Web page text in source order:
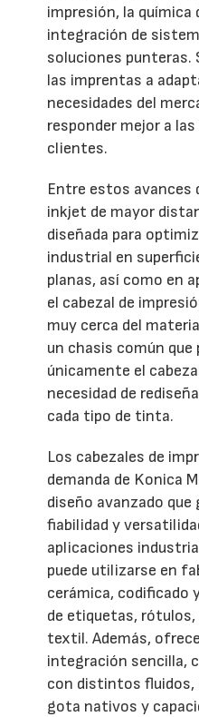
impresión, la
integración de
soluciones punteras.
las imprentas a
necesidades del
responder mejor a
clientes.
Entre estos avances
inkjet de mayor
diseñada para
industrial en
planas, así como en
el cabezal de
muy cerca del
un chasis común
únicamente el
necesidad de
cada tipo de tinta.
Los cabezales de
demanda de Konica
diseño avanzado
fiabilidad y
aplicaciones
puede utilizarse en
cerámica, codificado
de etiquetas,
textil. Además,
integración sencilla,
con distintos
gota nativos y